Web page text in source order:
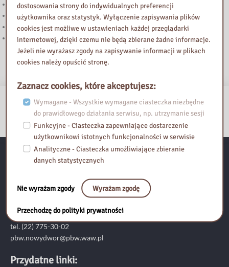
UWAGA!
29 kwietnia 2026 r. zapraszamy do biblioteki!
Kody Legimi!
1 kwietnia zapraszamy do biblioteki
Pedagogiczna Biblioteka Wojewódzka im. KEN w Warszawie
Filia w Nowym Dworze Mazowieckim
ul. Ignacego Jana Paderewskiego 22
05-100 Nowy Dwór Mazowiecki
tel. (22) 775-30-02
pbw.nowydwor@pbw.waw.pl
Przydatne linki:
dostosowania strony do indywidualnych preferencji
użytkownika oraz statystyk. Wyłączenie zapisywania plików
cookies jest możliwe w ustawieniach każdej przeglądarki
internetowej, dzięki czemu nie będą zbierane żadne informacje.
Jeżeli nie wyrażasz zgody na zapisywanie informacji w plikach
cookies należy opuścić stronę.
Zaznacz cookies, które akceptujesz:
Wymagane - Wszystkie wymagane ciasteczka niezbędne
do prawidłowego działania serwisu, np. utrzymanie sesji
Funkcyjne - Ciasteczka zapewniające dostarczenie
użytkownikowi istotnych funkcjonalności w serwisie
Analityczne - Ciasteczka umożliwiające zbieranie
danych statystycznych
Nie wyrażam zgody Wyrażam zgodę
Przechodzę do polityki prywatności